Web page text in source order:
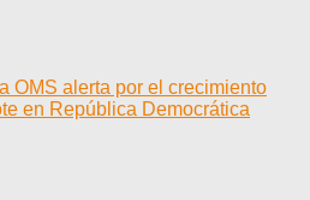
OMS alerta por el crecimiento
en República Democrática